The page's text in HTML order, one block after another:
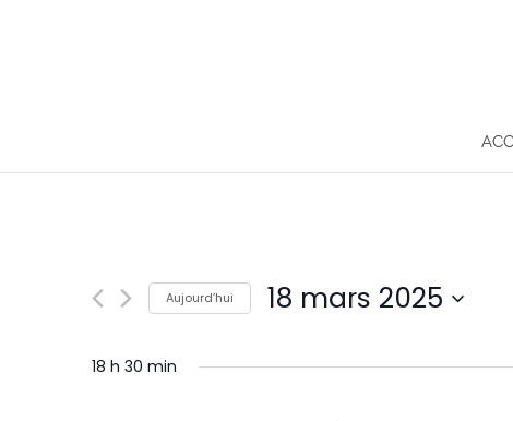
Aujourd’hui 18 mars 2025
date.
18 h 30 min